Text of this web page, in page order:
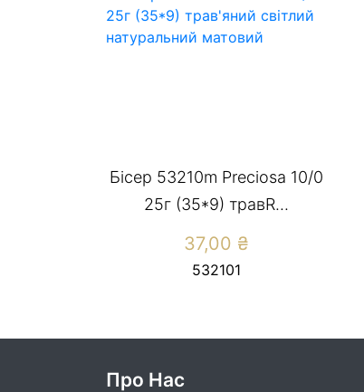
Бісер 53210m Preciosa 10/0
25г (35*9) травR...
37,00 ₴
532101
Про Нас